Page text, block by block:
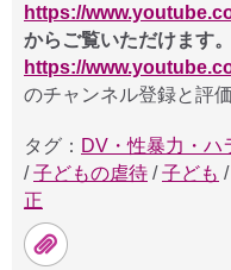
https://
からご覧いただけます。
https://
のチャンネル登録と評
タグ： DV・性暴力・ハ
/子どもの虐待 /子ども /
正